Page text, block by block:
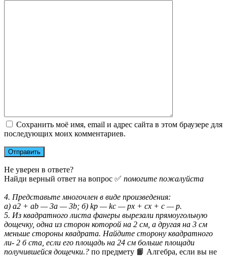
Сохранить моё имя, email и адрес сайта в этом браузере для
последующих моих комментариев.
Не уверен в ответе?
Найди верный ответ на вопрос ✅ помогите пожалуйста
4. Представьте многочлен в виде произведения:
a) a2 + ab — 3a — 3b; б) kp — kc — px + cx + c — p.
5. Из квадратного листа фанеры вырезали прямоугольную
дощечку, одна из сторон которой на 2 см, а другая на 3 см
меньше стороны квадрата. Найдите сторону квадратного
ли- 2 б ста, если его площадь на 24 см больше площади
получившейся дощечки.? по предмету 📙 Алгебра, если вы не